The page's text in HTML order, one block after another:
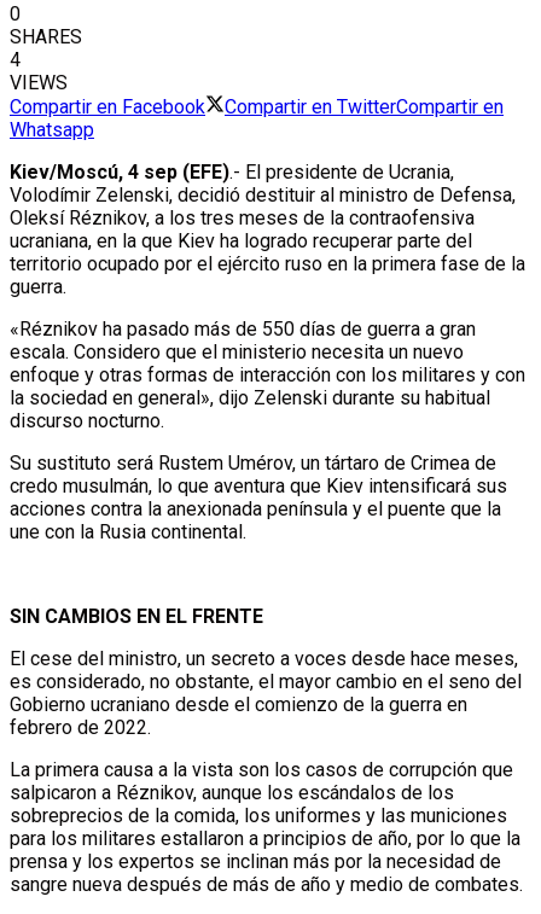
0
SHARES
4
VIEWS
Compartir en Facebook
Compartir en TwitterCompartir en
Whatsapp
Kiev/Moscú, 4 sep (EFE).- El presidente de Ucrania,
Volodímir Zelenski, decidió destituir al ministro de Defensa,
Oleksí Réznikov, a los tres meses de la contraofensiva
ucraniana, en la que Kiev ha logrado recuperar parte del
territorio ocupado por el ejército ruso en la primera fase de la
guerra.
«Réznikov ha pasado más de 550 días de guerra a gran
escala. Considero que el ministerio necesita un nuevo
enfoque y otras formas de interacción con los militares y con
la sociedad en general», dijo Zelenski durante su habitual
discurso nocturno.
Su sustituto será Rustem Umérov, un tártaro de Crimea de
credo musulmán, lo que aventura que Kiev intensificará sus
acciones contra la anexionada península y el puente que la
une con la Rusia continental.
SIN CAMBIOS EN EL FRENTE
El cese del ministro, un secreto a voces desde hace meses,
es considerado, no obstante, el mayor cambio en el seno del
Gobierno ucraniano desde el comienzo de la guerra en
febrero de 2022.
La primera causa a la vista son los casos de corrupción que
salpicaron a Réznikov, aunque los escándalos de los
sobreprecios de la comida, los uniformes y las municiones
para los militares estallaron a principios de año, por lo que la
prensa y los expertos se inclinan más por la necesidad de
sangre nueva después de más de año y medio de combates.